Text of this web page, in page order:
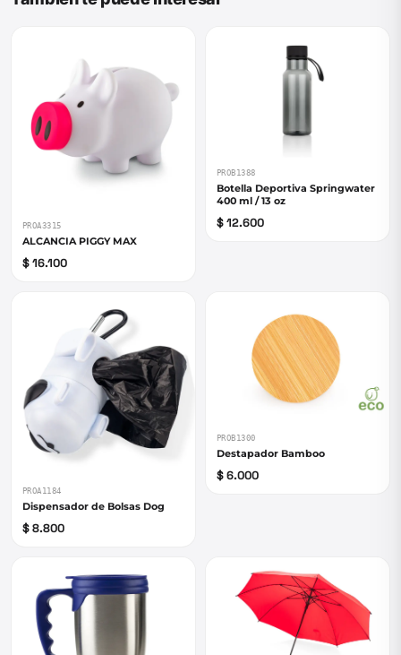
PROA3315
ALCANCIA PIGGY MAX
$ 16.100
PROB1388
Botella Deportiva Springwater
400 ml / 13 oz
$ 12.600
PROA1184
Dispensador de Bolsas Dog
$ 8.800
PROB1300
Destapador Bamboo
$ 6.000